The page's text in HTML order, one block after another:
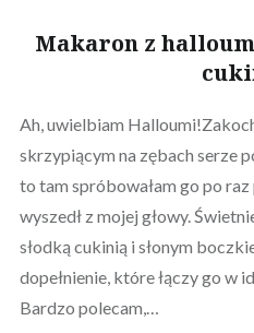
Makaron z
Ah, uwielbiam
skrzypiącym na zębach serze
to tam spróbowałam go po
wyszedł z mojej głowy.
słodką cukinią i słonym
dopełnienie, które łączy go w
Bardzo polecam,…